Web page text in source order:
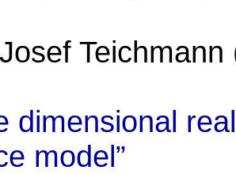
dimensional
model”